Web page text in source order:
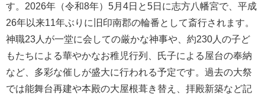
す。2026年（令和8年）5月4日と5日に志方八幡宮で、平成
26年以来11年ぶりに旧印南郡の輪番として斎行されます。
神職23人が一堂に会しての厳かな神事や、約230人の子ど
もたちによる華やかなお稚児行列、氏子による屋台の奉納
など、多彩な催しが盛大に行われる予定です。過去の大祭
では能舞台再建や本殿の大屋根葺き替え、拝殿新築など記